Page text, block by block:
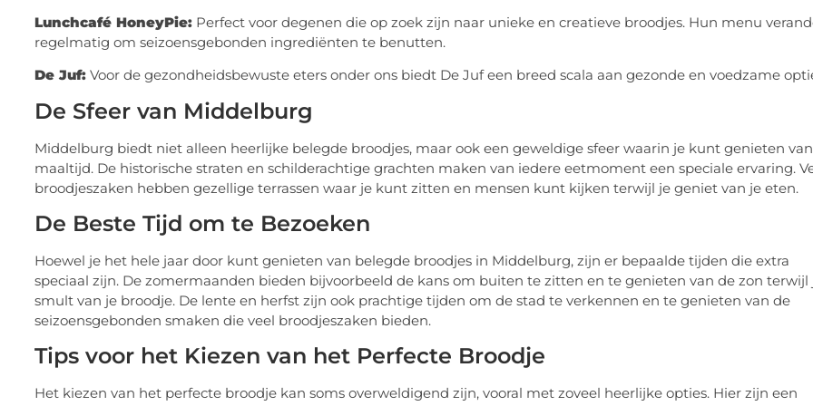
Lunchcafé HoneyPie: Perfect voor degenen die op zoek zijn naar unieke en creatieve broodjes. Hun menu
regelmatig om seizoensgebonden ingrediënten te benutten.
De Juf: Voor de gezondheidsbewuste eters onder ons biedt De Juf een breed scala aan gezonde en voedzame
De Sfeer van Middelburg
Middelburg biedt niet alleen heerlijke belegde broodjes, maar ook een geweldige sfeer waarin je kunt genieten
maaltijd. De historische straten en schilderachtige grachten maken van iedere eetmoment een speciale ervaring.
broodjeszaken hebben gezellige terrassen waar je kunt zitten en mensen kunt kijken terwijl je geniet van je eten.
De Beste Tijd om te Bezoeken
Hoewel je het hele jaar door kunt genieten van belegde broodjes in Middelburg, zijn er bepaalde tijden die extra
speciaal zijn. De zomermaanden bieden bijvoorbeeld de kans om buiten te zitten en te genieten van de zon terwijl
smult van je broodje. De lente en herfst zijn ook prachtige tijden om de stad te verkennen en te genieten van de
seizoensgebonden smaken die veel broodjeszaken bieden.
Tips voor het Kiezen van het Perfecte Broodje
Het kiezen van het perfecte broodje kan soms overweldigend zijn, vooral met zoveel heerlijke opties. Hier zijn een